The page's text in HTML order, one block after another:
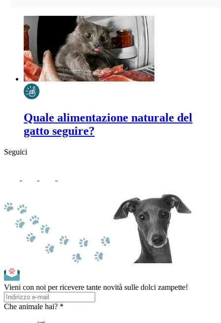
Quale alimentazione naturale del
gatto seguire?
Seguici
Vieni con noi per ricevere tante novità sulle dolci zampette!
Che animale hai? *